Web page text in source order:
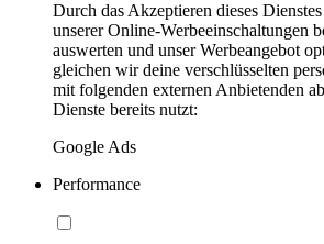
Durch das Akzeptieren dieses
unserer Online-Werbeeinschaltungen
auswerten und unser Werbeangebot
gleichen wir deine verschlüsselten
mit folgenden externen Anbietenden
Dienste bereits nutzt:
Google Ads
Performance